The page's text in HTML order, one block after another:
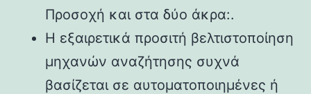
Προσοχή και στα δύο άκρα:.
Η εξαιρετικά προσιτή βελτιστοποίηση
μηχανών αναζήτησης συχνά
βασίζεται σε αυτοματοποιημένες ή